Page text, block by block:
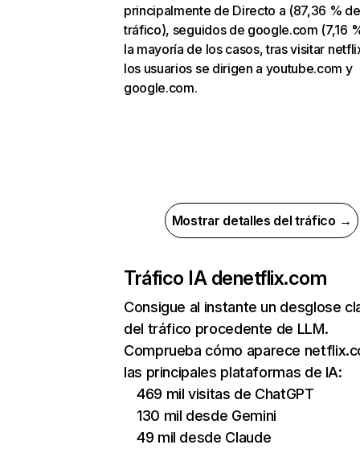
principalmente de Directo a (87,36 % de
tráfico), seguidos de google.com (7,16
la mayoría de los casos, tras visitar
los usuarios se dirigen a youtube.com y
google.com.
Mostrar detalles del tráfico →
Tráfico IA denetflix.com
Consigue al instante un desglose
del tráfico procedente de LLM.
Comprueba cómo aparece
las principales plataformas de IA:
469 mil visitas de ChatGPT
130 mil desde Gemini
49 mil desde Claude